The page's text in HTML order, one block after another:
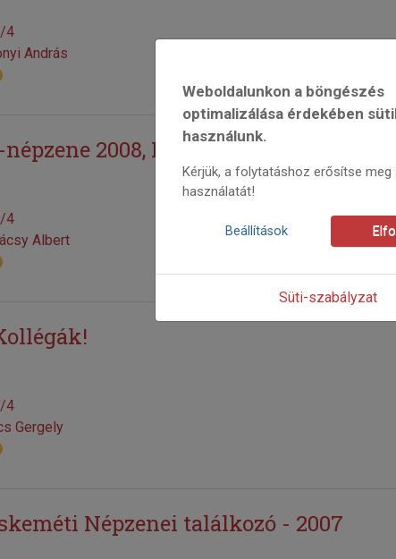
4
András
2008, Pályázati kiírás
4
Albert
4
Gergely
Népzenei találkozó - 2007
Weboldalunkon a böngészés
optimalizálása érdekében
használunk.
Kérjük, a folytatáshoz erősítse meg
használatát!
Beállítások
Süti-szabályzat